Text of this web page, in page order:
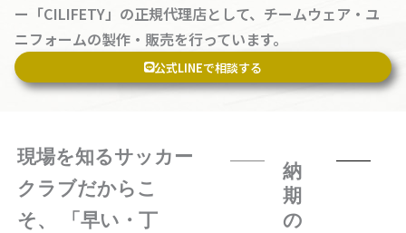
ー「CILIFETY」の正規代理店として、チームウェア・ユ
ニフォームの製作・販売を行っています。
公式LINEで相談する
現場を知るサッカー
クラブだからこ
そ、 「早い・丁
納
期
の